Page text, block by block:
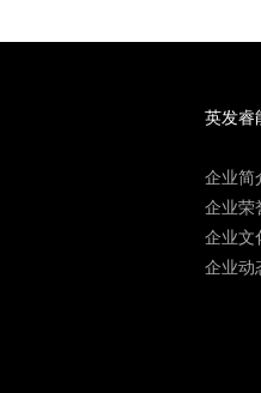
英发睿
企业简
企业荣
企业文
企业动